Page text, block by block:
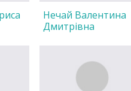
Нечай Валентина
Дмитрівна